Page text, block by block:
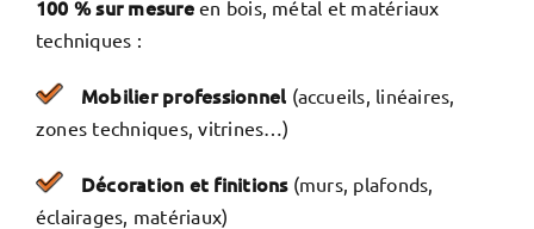
100 % sur mesureen bois, métal et matériaux
techniques :
Mobilier professionnel (accueils, linéaires,
zones techniques, vitrines…)
Décoration et finitions(murs, plafonds,
éclairages, matériaux)